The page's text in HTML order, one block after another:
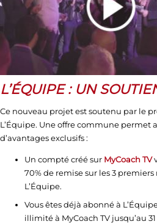
L’ÉQUIPE : UN
Ce nouveau projet est soutenu par le
L’Équipe. Une offre commune permet
d’avantages exclusifs :
Un compté créé sur MyCoach TV
70% de remise sur les 3
L’Équipe.
Vous êtes déjà abonné à
illimité à MyCoach TV jusqu’au